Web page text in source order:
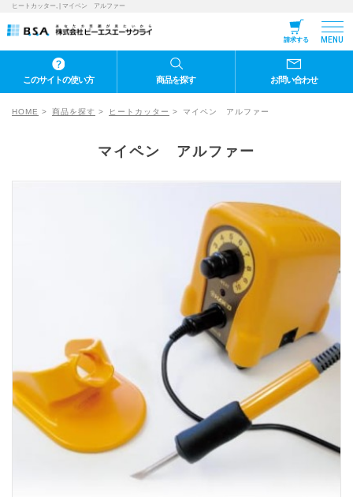
ヒートカッター, | マイペン アルファー
請求する MENU
このサイトの使い方 商品を探す お問い合わせ
HOME 商品を探す ヒートカッター マイペン アルファー
マイペン アルファー